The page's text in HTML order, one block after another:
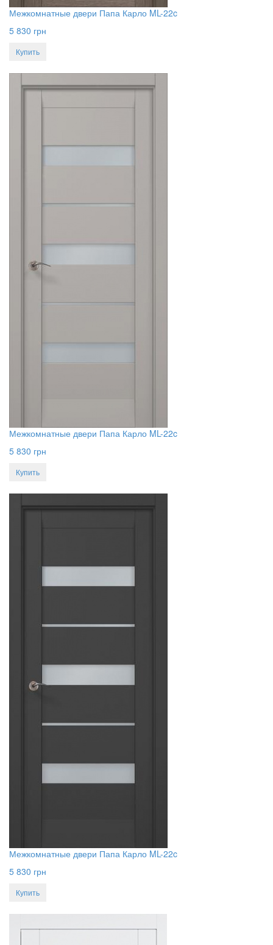
Межкомнатные двери Папа Карло ML-22c
5 830 грн
Купить
Межкомнатные двери Папа Карло ML-22c
5 830 грн
Купить
Межкомнатные двери Папа Карло ML-22c
5 830 грн
Купить